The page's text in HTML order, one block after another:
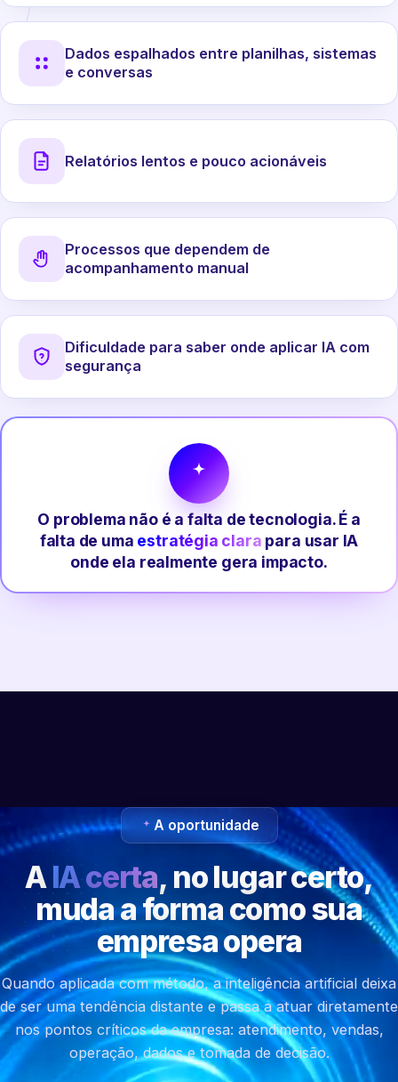
Dados espalhados entre planilhas, sistemas
e conversas
Relatórios lentos e pouco acionáveis
Processos que dependem de
acompanhamento manual
Dificuldade para saber onde aplicar IA com
segurança
O problema não é a falta de tecnologia. É a
falta de uma estratégia clara para usar IA
onde ela realmente gera impacto.
A oportunidade
AIA certa, no lugar certo,
muda a forma como sua
empresa opera
Quando aplicada com método, a inteligência artificial deixa
de ser uma tendência distante e passa a atuar diretamente
nos pontos críticos da empresa: atendimento, vendas,
operação, dados e tomada de decisão.